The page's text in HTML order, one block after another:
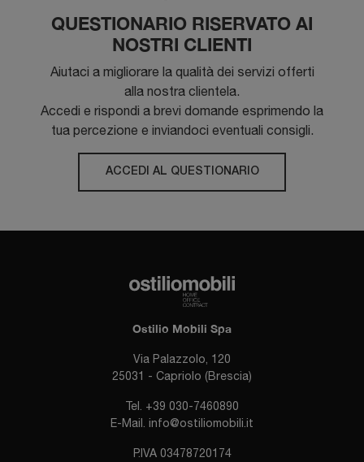
QUESTIONARIO RISERVATO AI
NOSTRI CLIENTI
Aiutaci a migliorare la qualità dei servizi offerti
alla nostra clientela.
Accedi e rispondi a brevi domande esprimendo la
tua percezione e inviandoci eventuali consigli.
ACCEDI AL QUESTIONARIO
Ostilio Mobili Spa
Via Palazzolo, 120
25031 - Capriolo (Brescia)
Tel. +39 030-7460890
E-Mail. info@ostiliomobili.it
P.IVA 03478720174